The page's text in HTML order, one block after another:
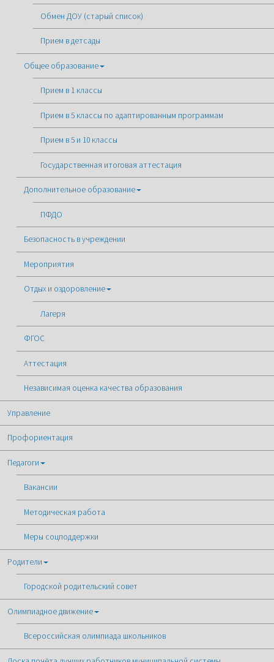
Обмен ДОУ (старый список)
Прием в детсады
Общее образование
Прием в 1 классы
Прием в 5 классы по адаптированным программам
Прием в 5 и 10 классы
Государственная итоговая аттестация
Дополнительное образование
ПФДО
Безопасность в учреждении
Мероприятия
Отдых и оздоровление
Лагеря
ФГОС
Аттестация
Независимая оценка качества образования
Управление
Профориентация
Педагоги
Вакансии
Методическая работа
Меры соцподдержки
Родители
Городской родительский совет
Олимпиадное движение
Всероссийская олимпиада школьников